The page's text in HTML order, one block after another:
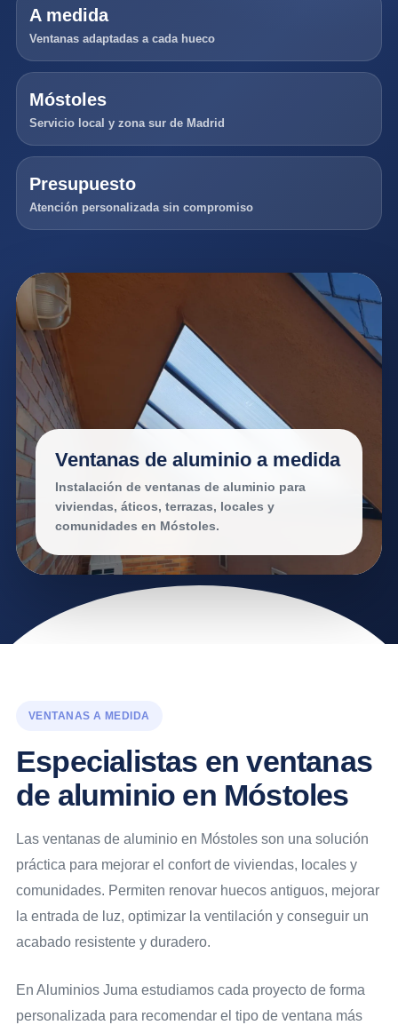
A medida
Ventanas adaptadas a cada hueco
Móstoles
Servicio local y zona sur de Madrid
Presupuesto
Atención personalizada sin compromiso
Ventanas de aluminio a medida
Instalación de ventanas de aluminio para
viviendas, áticos, terrazas, locales y
comunidades en Móstoles.
VENTANAS A MEDIDA
Especialistas en ventanas
de aluminio en Móstoles
Las ventanas de aluminio en Móstoles son una solución
práctica para mejorar el confort de viviendas, locales y
comunidades. Permiten renovar huecos antiguos, mejorar
la entrada de luz, optimizar la ventilación y conseguir un
acabado resistente y duradero.
En Aluminios Juma estudiamos cada proyecto de forma
personalizada para recomendar el tipo de ventana más